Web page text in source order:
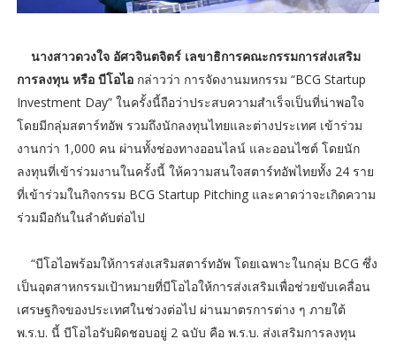
นางสาวดวงใจ อัศวจินตจิตร์ เลขาธิการคณะกรรมการส่งเสริม
การลงทุน หรือ บีโอไอกล่าวว่า การจัดงานมหกรรม “BCG Startup
Investment Day” ในครั้งนี้ถือว่าประสบความสำเร็จเป็นที่น่าพอใจ
โดยมีกลุ่มสตาร์ทอัพ รวมถึงนักลงทุนไทยและต่างประเทศ เข้าร่วม
งานกว่า 1,000 คน ผ่านทั้งช่องทางออนไลน์ และออนไซต์ โดยนัก
ลงทุนที่เข้าร่วมงานในครั้งนี้ ให้ความสนใจสตาร์ทอัพไทยทั้ง 24 ราย
ที่เข้าร่วมในกิจกรรม BCG Startup Pitching และคาดว่าจะเกิดความ
ร่วมมือกันในลำดับต่อไป
“บีโอไอพร้อมให้การส่งเสริมสตาร์ทอัพ โดยเฉพาะในกลุ่ม BCG ซึ่ง
เป็นอุตสาหกรรมเป้าหมายที่บีโอไอให้การส่งเสริมเพื่อช่วยขับเคลื่อน
เศรษฐกิจของประเทศในช่วงต่อไป ผ่านมาตรการต่าง ๆ ภายใต้
พ.ร.บ. นี้ บีโอไอรับผิดชอบอยู่ 2 ฉบับ คือ พ.ร.บ. ส่งเสริมการลงทุน